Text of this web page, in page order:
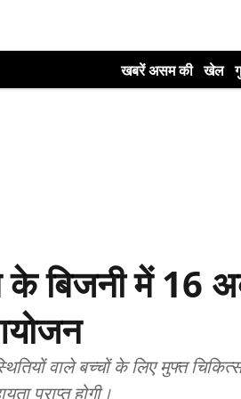
खबरें असम की खेल
बिजनी में 16
वाले बच्चों के लिए मुफ्त
प्राप्त होगी।